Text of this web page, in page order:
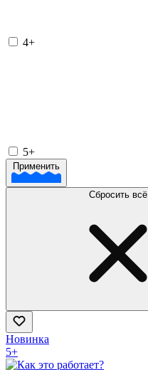
4+
5+
Применить
Сбросить всё
Новинка
5+